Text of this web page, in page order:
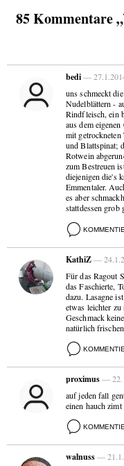
85 Kommentare
bedi—
uns schmeckt
Nudelblättern -
Rindfleisch, ein
aus dem
mit getrockneten
und Blattspinat;
Rotwein
zum Bestreuen
diejenigen die's
Emmentaler.
es aber
stattdessen grob
KathiZ—
Für das Ragout
das Faschierte,
dazu. Lasagne
etwas leichter zu
Geschmack
natürlich
proximus—
auf jeden fall
einen hauch zimt
walnuss—